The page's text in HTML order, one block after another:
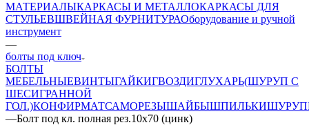
МАТЕРИАЛЫКАРКАСЫ И МЕТАЛЛОКАРКАСЫ ДЛЯ
СТУЛЬЕВШВЕЙНАЯ ФУРНИТУРАОборудование и ручной
инструмент
—
болты под ключ
БОЛТЫ
МЕБЕЛЬНЫЕВИНТЫГАЙКИГВОЗДИГЛУХАРЬ(ШУРУП С
ШЕСИГРАННОЙ
ГОЛ.)КОНФИРМАТСАМОРЕЗЫШАЙБЫШПИЛЬКИ
—Болт под кл. полная рез.10х70 (цинк)